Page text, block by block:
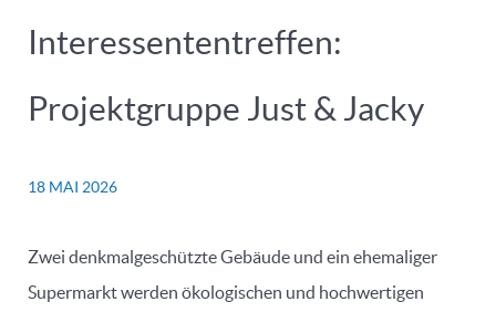
Interessententreffen:
Projektgruppe Just & Jacky
18 MAI 2026
Zwei denkmalgeschützte Gebäude und ein ehemaliger
Supermarkt werden ökologischen und hochwertigen